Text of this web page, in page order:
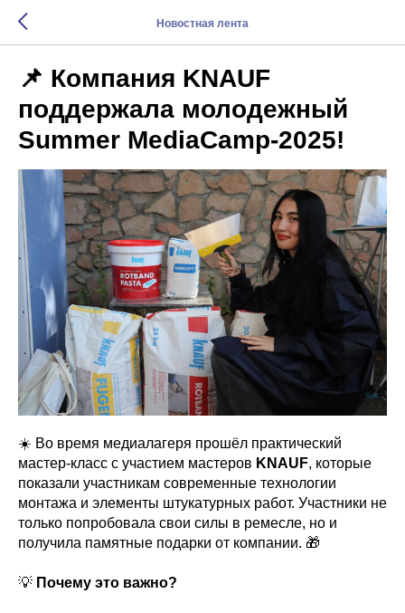
Новостная лента
📌 Компания KNAUF
поддержала молодежный
Summer MediaCamp-2025!
☀️ Во время медиалагеря прошёл практический
мастер-класс с участием мастеров KNAUF, которые
показали участникам современные технологии
монтажа и элементы штукатурных работ. Участники не
только попробовала свои силы в ремесле, но и
получила памятные подарки от компании. 🎁
💡 Почему это важно?